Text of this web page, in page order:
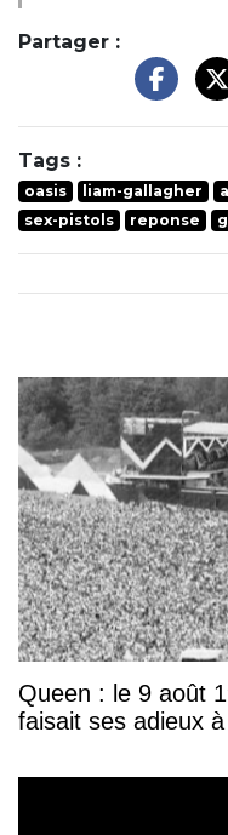
Partager :
Tags :
oasis liam-gallagher
sex-pistols
reponse
Queen : le 9 août
faisait ses adieux